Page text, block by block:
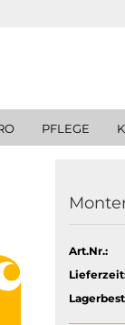
PFLEGE
Art.Nr.: